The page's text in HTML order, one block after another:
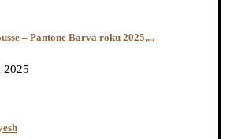
– Pantone Barva roku 2025,...
2025